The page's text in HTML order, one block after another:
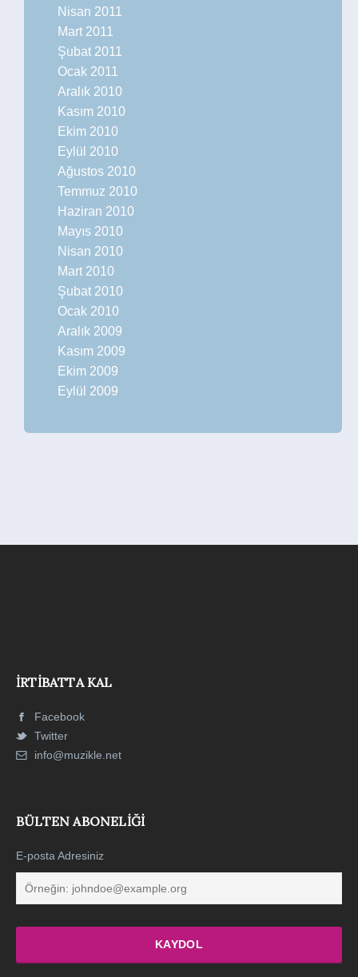
Nisan 2011
Mart 2011
Şubat 2011
Ocak 2011
Aralık 2010
Kasım 2010
Ekim 2010
Eylül 2010
Ağustos 2010
Temmuz 2010
Haziran 2010
Mayıs 2010
Nisan 2010
Mart 2010
Şubat 2010
Ocak 2010
Aralık 2009
Kasım 2009
Ekim 2009
Eylül 2009
İRTIBATTA KAL
Facebook
Twitter
info@muzikle.net
BÜLTEN ABONELIĞI
E-posta Adresiniz